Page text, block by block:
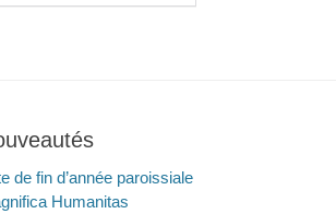
de fin d’année paroissiale
Humanitas